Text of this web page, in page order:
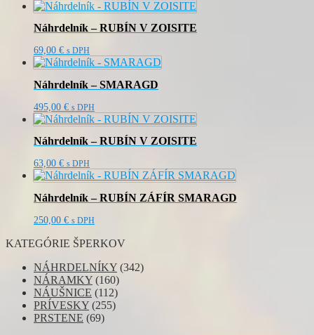
Náhrdelník – RUBÍN V ZOISITE
69,00 € s DPH
Náhrdelník – SMARAGD
495,00 € s DPH
Náhrdelník – RUBÍN V ZOISITE
63,00 € s DPH
Náhrdelník – RUBÍN ZÁFÍR SMARAGD
250,00 € s DPH
KATEGÓRIE ŠPERKOV
NÁHRDELNÍKY (342)
NÁRAMKY (160)
NÁUŠNICE (112)
PRÍVESKY (255)
PRSTENE (69)